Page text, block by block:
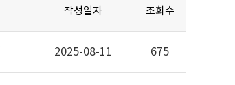
작성일자 조회수
2025-08-11 675